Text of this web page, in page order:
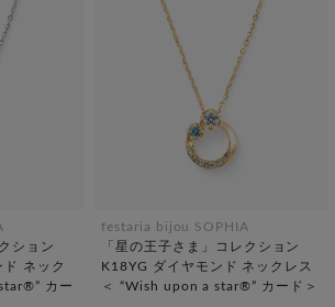
ション
ネック
カー
festaria bijou SOPHIA
「星の王子さま」コレクション
K18YG ダイヤモンド ネックレス
＜ “Wish upon a star®” カード＞